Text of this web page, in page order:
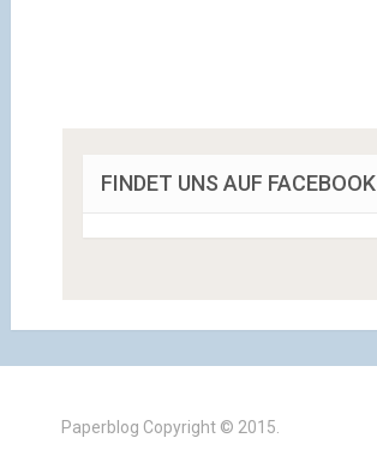
FINDET UNS AUF FACEBOOK
Paperblog Copyright © 2015.